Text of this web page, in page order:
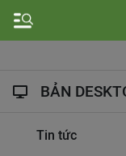
BẢN
Tin tức